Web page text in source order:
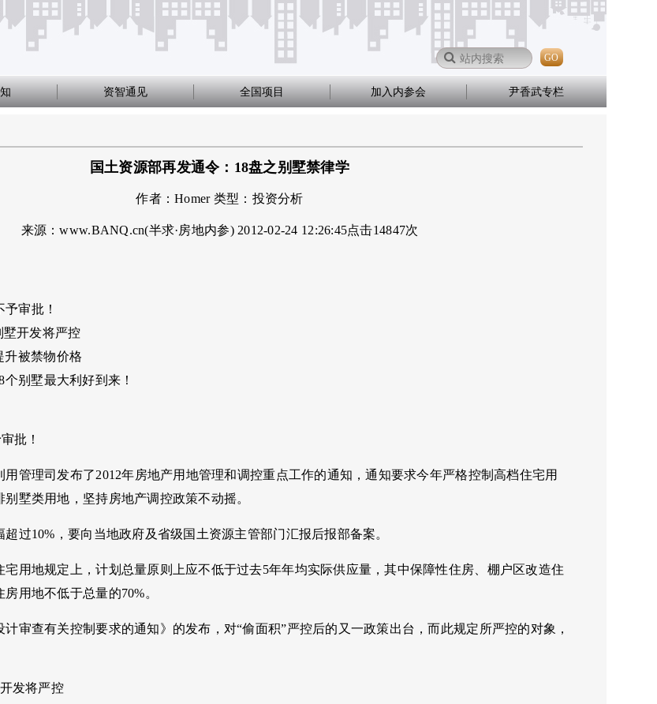
GO
资智通见 全国项目 加入内参会 尹香武专栏
国土资源部再发通令：18盘之别墅禁律学
作者：Homer类型： 投资分析
来源：www.BANQ.cn(半求·房地内参) 2012-02-24 12:26:45点击14847次
审批！
开发将严控
被禁物价格
别墅最大利好到来！
批！
用管理司发布了2012年房地产用地管理和调控重点工作的通知，通知要求今年严格控制高档住宅用
墅类用地，坚持房地产调控政策不动摇。
过10%，要向当地政府及省级国土资源主管部门汇报后报部备案。
宅用地规定上，计划总量原则上应不低于过去5年年均实际供应量，其中保障性住房、棚户区改造住
用地不低于总量的70%。
审查有关控制要求的通知》的发布，对“偷面积”严控后的又一政策出台，而此规定所严控的对象，
发将严控